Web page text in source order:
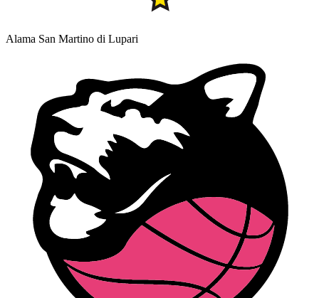
Alama San Martino di Lupari